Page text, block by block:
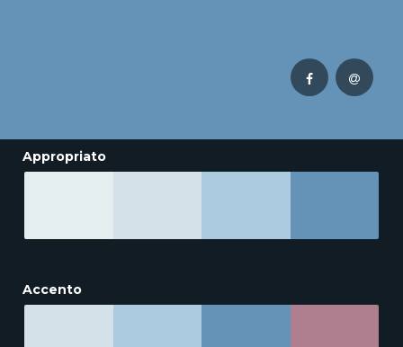
Appropriato
Accento